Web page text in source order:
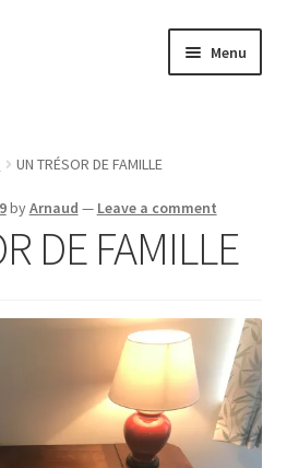
Menu
UN TRÉSOR DE FAMILLE
byArnaud — Leave a comment
DE FAMILLE